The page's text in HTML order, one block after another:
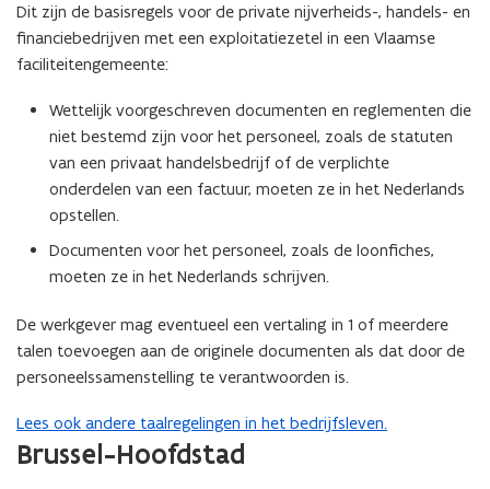
i
e
u
Dit zijn de basisregels voor de private nijverheids-, handels- en
financiebedrijven met een exploitatiezetel in een Vlaamse
faciliteitengemeente:
Wettelijk voorgeschreven documenten en reglementen die
niet bestemd zijn voor het personeel, zoals de statuten
van een privaat handelsbedrijf of de verplichte
onderdelen van een factuur, moeten ze in het Nederlands
opstellen.
Documenten voor het personeel, zoals de loonfiches,
moeten ze in het Nederlands schrijven.
De werkgever mag eventueel een vertaling in 1 of meerdere
talen toevoegen aan de originele documenten als dat door de
personeelssamenstelling te verantwoorden is.
Lees ook andere taalregelingen in het bedrijfsleven.
Brussel-Hoofdstad